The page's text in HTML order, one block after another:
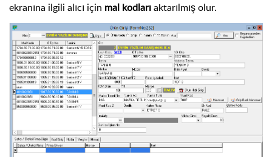
ekranına ilgili alıcı için mal kodlarıaktarılmış olur.